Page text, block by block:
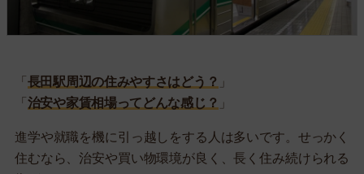
「 長田駅周辺の住みやすさはどう？ 」
「 治安や家賃相場ってどんな感じ？ 」
進学や就職を機に引っ越しをする人は多いです。せっかく
住むなら、治安や買い物環境が良く、長く住み続けられる